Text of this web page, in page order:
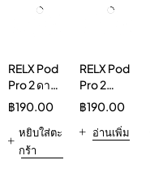
RELX Pod
Pro 2 ดาร์
กสปาร์ค
เคิล 3%
฿190.00
หยิบใส่ตะ
กร้า
RELX Pod
Pro 2
Fresh
Peach
30mg/g
฿190.00
อ่านเพิ่ม